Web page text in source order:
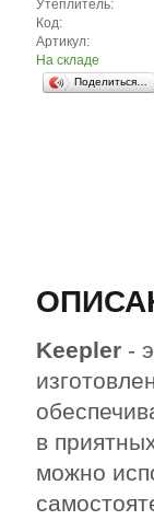
Утеплитель:
Код:
Артикул:
На складе
Поделиться…
Keepler -
в
можно